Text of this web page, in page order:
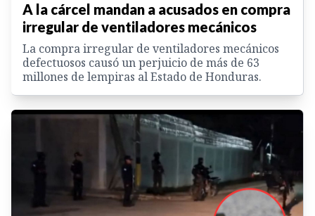
A la cárcel mandan a acusados en compra
irregular de ventiladores mecánicos
La compra irregular de ventiladores mecánicos
defectuosos causó un perjuicio de más de 63
millones de lempiras al Estado de Honduras.